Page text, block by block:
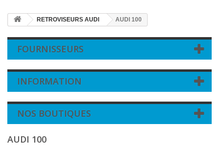
RETROVISEURS AUDI AUDI 100
FOURNISSEURS
INFORMATION
NOS BOUTIQUES
AUDI 100